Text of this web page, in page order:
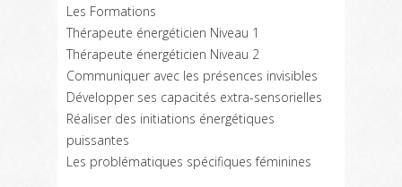
Les Formations
Thérapeute énergéticien Niveau 1
Thérapeute énergéticien Niveau 2
Communiquer avec les présences invisibles
Développer ses capacités extra-sensorielles
Réaliser des initiations énergétiques
puissantes
Les problématiques spécifiques féminines